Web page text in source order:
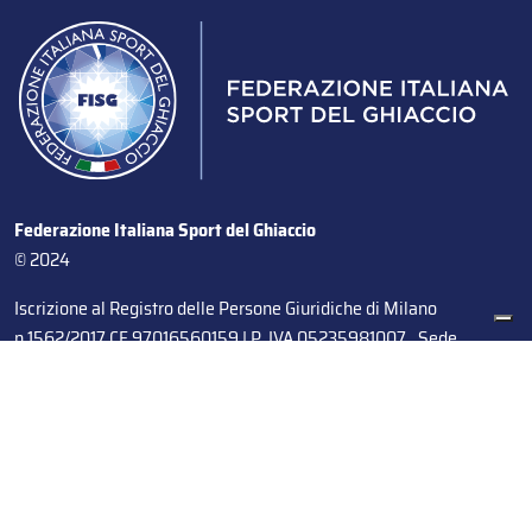
Federazione Italiana Sport del Ghiaccio
© 2024
Iscrizione al Registro delle Persone Giuridiche di Milano
n.1562/2017 CF 97016560159 | P. IVA 05235981007 Sede